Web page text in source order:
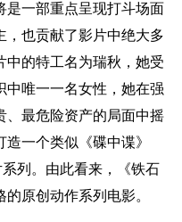
是一部重点呈现打斗场面
，也贡献了影片中绝大多
中的特工名为瑞秋，她受
中唯一一名女性，她在强
、最危险资产的局面中摇
一个类似《碟中谍》
列。由此看来，《铁石
原创动作系列电影。